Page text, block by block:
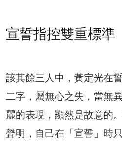
宣誓指控雙重標準
該其餘三人中，黃定光在
二字，屬無心之失，當無
麗的表現，顯然是故意的
聲明，自己在「宣誓」時